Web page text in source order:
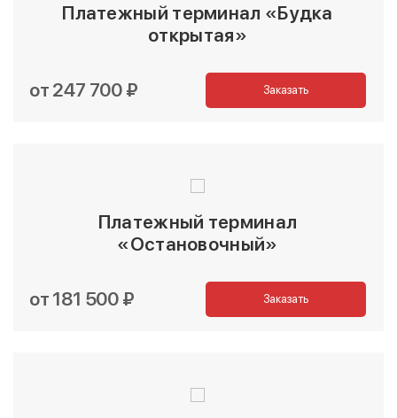
Платежный терминал «Будка
открытая»
от 247 700 ₽ Заказать
Платежный терминал
«Остановочный»
от 181 500 ₽ Заказать